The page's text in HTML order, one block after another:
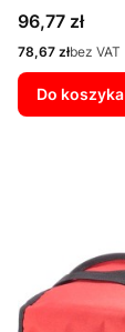
Cena
96,77 zł
Cena
78,67 złbez VAT
Do koszyka